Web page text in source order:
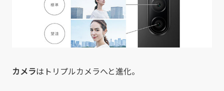
カメラはトリプルカメラへと進化。